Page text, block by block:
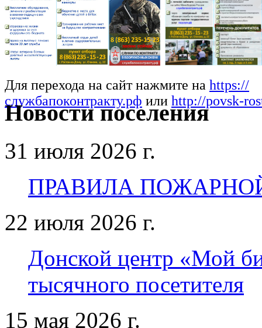
Для перехода на сайт нажмите на https://
службапоконтракту.рф или http://povsk-
Новости поселения
31 июля 2026 г.
ПРАВИЛА
22 июля 2026 г.
Донской центр «Мой
тысячного посетителя
15 мая 2026 г.